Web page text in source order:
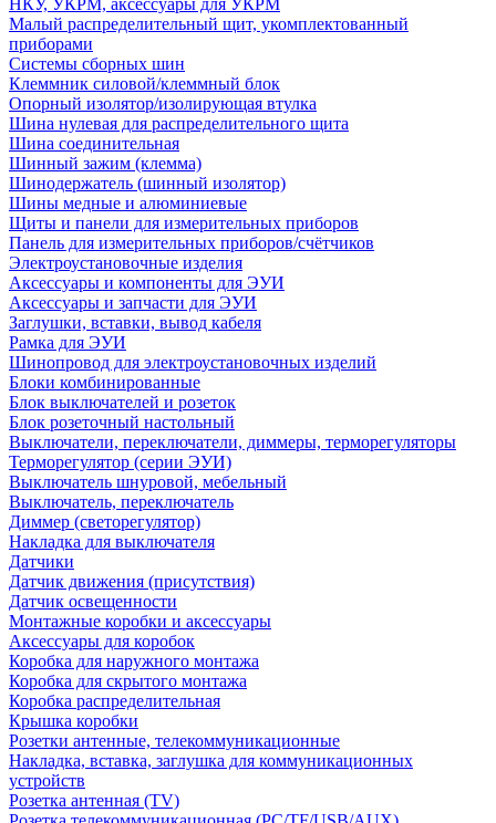
НКУ, УКРМ, аксессуары для УКРМ
Малый распределительный щит, укомплектованный
приборами
Системы сборных шин
Клеммник силовой/клеммный блок
Опорный изолятор/изолирующая втулка
Шина нулевая для распределительного щита
Шина соединительная
Шинный зажим (клемма)
Шинодержатель (шинный изолятор)
Шины медные и алюминиевые
Щиты и панели для измерительных приборов
Панель для измерительных приборов/счётчиков
Электроустановочные изделия
Аксессуары и компоненты для ЭУИ
Аксессуары и запчасти для ЭУИ
Заглушки, вставки, вывод кабеля
Рамка для ЭУИ
Шинопровод для электроустановочных изделий
Блоки комбинированные
Блок выключателей и розеток
Блок розеточный настольный
Выключатели, переключатели, диммеры, терморегуляторы
Терморегулятор (серии ЭУИ)
Выключатель шнуровой, мебельный
Выключатель, переключатель
Диммер (светорегулятор)
Накладка для выключателя
Датчики
Датчик движения (присутствия)
Датчик освещенности
Монтажные коробки и аксессуары
Аксессуары для коробок
Коробка для наружного монтажа
Коробка для скрытого монтажа
Коробка распределительная
Крышка коробки
Розетки антенные, телекоммуникационные
Накладка, вставка, заглушка для коммуникационных
устройств
Розетка антенная (TV)